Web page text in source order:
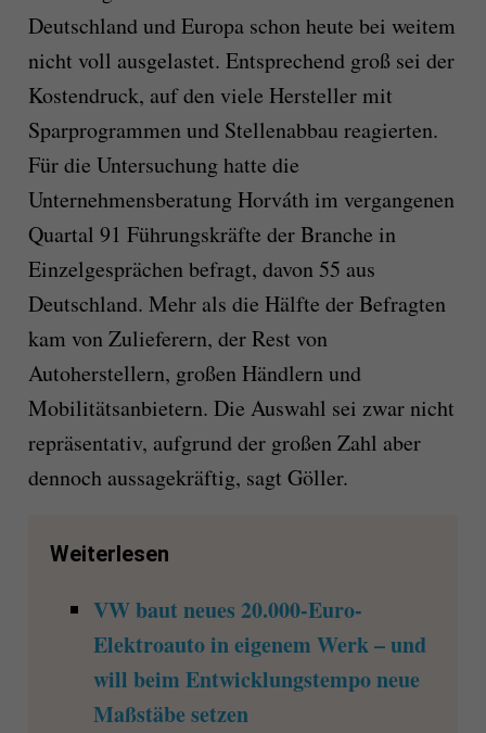
Deutschland und Europa schon heute bei weitem
nicht voll ausgelastet. Entsprechend groß sei der
Kostendruck, auf den viele Hersteller mit
Sparprogrammen und Stellenabbau reagierten.
Für die Untersuchung hatte die
Unternehmensberatung Horváth im vergangenen
Quartal 91 Führungskräfte der Branche in
Einzelgesprächen befragt, davon 55 aus
Deutschland. Mehr als die Hälfte der Befragten
kam von Zulieferern, der Rest von
Autoherstellern, großen Händlern und
Mobilitätsanbietern. Die Auswahl sei zwar nicht
repräsentativ, aufgrund der großen Zahl aber
dennoch aussagekräftig, sagt Göller.
Weiterlesen
VW baut neues 20.000-Euro-
Elektroauto in eigenem Werk – und
will beim Entwicklungstempo neue
Maßstäbe setzen